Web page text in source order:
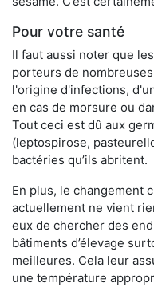
Pour votre santé
Il faut aussi noter que
porteurs de
l'origine d'infections,
en cas de morsure ou
Tout ceci est dû aux
(leptospirose,
bactéries qu’ils abritent.
En plus, le changement
actuellement ne vient
eux de chercher des
bâtiments d’élevage
meilleures. Cela leur
une température